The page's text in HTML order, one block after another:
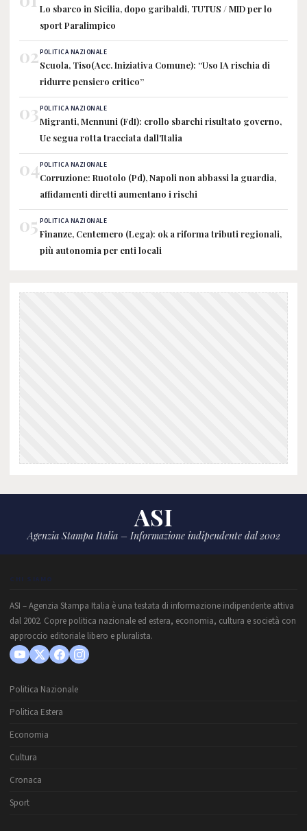
Lo sbarco in Sicilia, dopo garibaldi, TUTUS / MID per lo
sport Paralimpico
02POLITICA NAZIONALE
Scuola, Tiso(Acc. Iniziativa Comune): “Uso IA rischia di
ridurre pensiero critico”
03POLITICA NAZIONALE
Migranti, Mennuni (FdI): crollo sbarchi risultato governo,
Ue segua rotta tracciata dall'Italia
04POLITICA NAZIONALE
Corruzione: Ruotolo (Pd), Napoli non abbassi la guardia,
affidamenti diretti aumentano i rischi
05 POLITICA NAZIONALE
Finanze, Centemero (Lega): ok a riforma tributi regionali,
più autonomia per enti locali
ASI
Agenzia Stampa Italia – Informazione indipendente dal 2002
CHI SIAMO
ASI – Agenzia Stampa Italia è una testata di informazione indipendente attiva
dal 2002. Copre politica nazionale ed estera, economia, cultura e società con
approccio editoriale libero e pluralista.
Politica Nazionale
Politica Estera
Economia
Cultura
Cronaca
Sport